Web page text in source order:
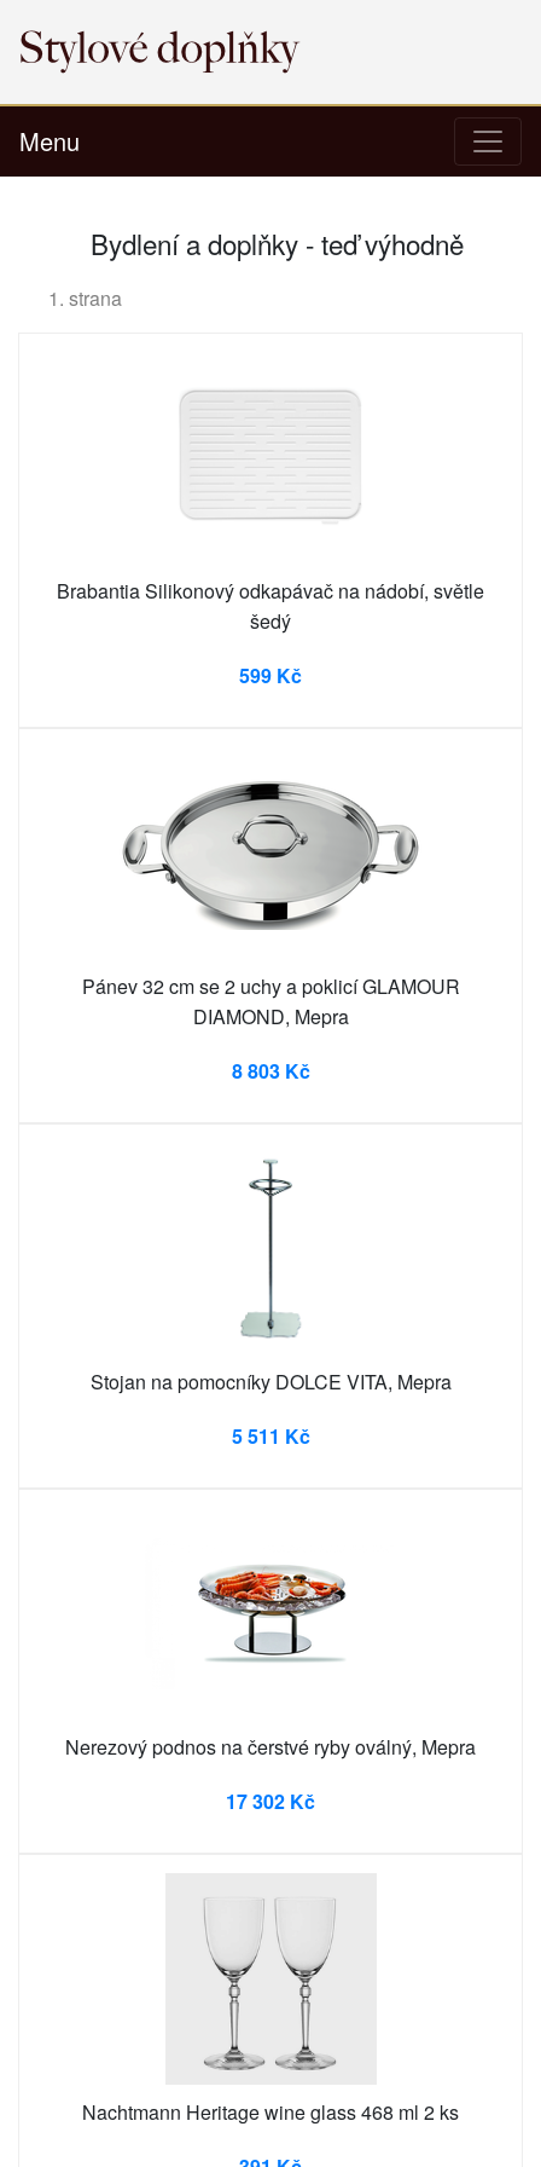
Menu
Bydlení a doplňky - teď výhodně
1. strana
Brabantia Silikonový odkapávač na nádobí, světle
šedý
599 Kč
Pánev 32 cm se 2 uchy a poklicí GLAMOUR
DIAMOND, Mepra
8 803 Kč
Stojan na pomocníky DOLCE VITA, Mepra
5 511 Kč
Nerezový podnos na čerstvé ryby oválný, Mepra
17 302 Kč
Nachtmann Heritage wine glass 468 ml 2 ks